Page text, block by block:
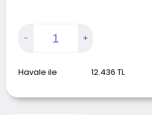
Havale ile 12.436 TL